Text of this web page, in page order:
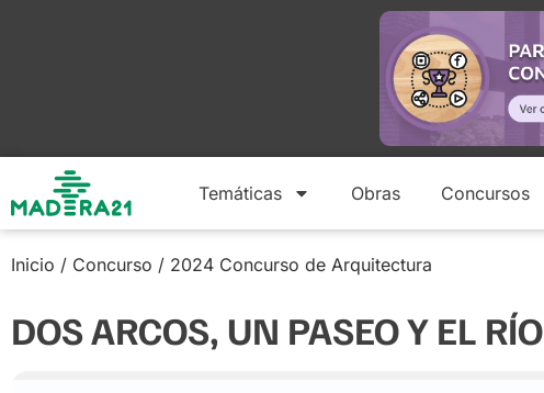
Temáticas Obras Concursos
Inicio / Concurso / 2024 Concurso de Arquitectura
DOS ARCOS, UN PASEO Y EL RÍO